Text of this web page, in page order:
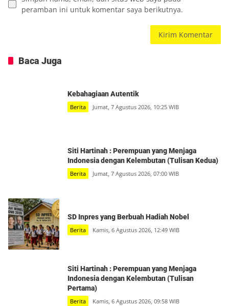
peramban ini untuk komentar saya berikutnya.
Baca Juga
Kebahagiaan Autentik
Berita Jumat, 7 Agustus 2026, 10:25 WIB
Siti Hartinah : Perempuan yang Menjaga
Indonesia dengan Kelembutan (Tulisan Kedua)
Berita Jumat, 7 Agustus 2026, 07:00 WIB
SD Inpres yang Berbuah Hadiah Nobel
Berita Kamis, 6 Agustus 2026, 12:49 WIB
Siti Hartinah : Perempuan yang Menjaga
Indonesia dengan Kelembutan (Tulisan
Pertama)
Berita Kamis, 6 Agustus 2026, 09:58 WIB